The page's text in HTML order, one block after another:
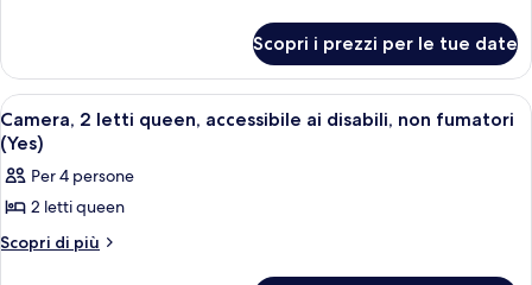
letti
queen,
non
fumatori
2
letti
queen,
non
fumatori
Scopri i prezzi per le tue date
Apri
tutte
le
foto
per
Camera,
Camera d'albergo con due letti, una
1
Camera, 2 letti queen, accessibile ai disabili, non fumatori
(Yes)
Per 4 persone
2 letti queen
Scopri di più
Altri